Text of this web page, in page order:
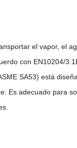
el vapor, el
con EN10204/
SA53) está
Es adecuado para